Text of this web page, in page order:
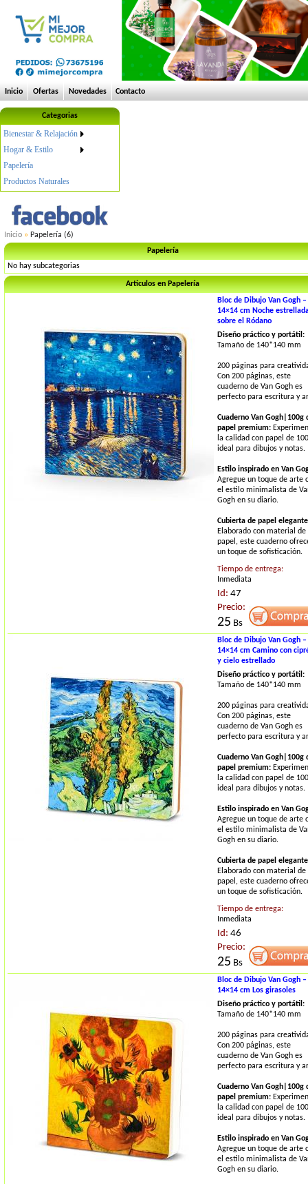
Inicio Ofertas Novedades Contacto
Categorias
Bienestar & Relajación
Hogar & Estilo
Papelería
Productos Naturales
Inicio » Papelería (6)
Papelería
No hay subcategorias
Articulos en Papelería
Bloc de Dibujo Van Gogh –
14×14 cm Noche
sobre el Ródano
Diseño práctico y portátil:
Tamaño de 140*140 mm
200 páginas para
Con 200 páginas, este
cuaderno de Van Gogh es
perfecto para escritura y
Cuaderno Van Gogh|100g
papel premium:
la calidad con papel de
ideal para dibujos y notas.
Estilo inspirado en Van
Agregue un toque de arte
el estilo minimalista de
Gogh en su diario.
Cubierta de papel
Elaborado con material de
papel, este cuaderno
un toque de sofisticación.
Tiempo de entrega:
Inmediata
Id: 47
Precio:
25 Bs
Bloc de Dibujo Van Gogh –
14×14 cm Camino con
y cielo estrellado
Diseño práctico y portátil:
Tamaño de 140*140 mm
200 páginas para
Con 200 páginas, este
cuaderno de Van Gogh es
perfecto para escritura y
Cuaderno Van Gogh|100g
papel premium:
la calidad con papel de
ideal para dibujos y notas.
Estilo inspirado en Van
Agregue un toque de arte
el estilo minimalista de
Gogh en su diario.
Cubierta de papel
Elaborado con material de
papel, este cuaderno
un toque de sofisticación.
Tiempo de entrega:
Inmediata
Id: 46
Precio:
25 Bs
Bloc de Dibujo Van Gogh –
14×14 cm Los girasoles
Diseño práctico y portátil:
Tamaño de 140*140 mm
200 páginas para
Con 200 páginas, este
cuaderno de Van Gogh es
perfecto para escritura y
Cuaderno Van Gogh|100g
papel premium:
la calidad con papel de
ideal para dibujos y notas.
Estilo inspirado en Van
Agregue un toque de arte
el estilo minimalista de
Gogh en su diario.